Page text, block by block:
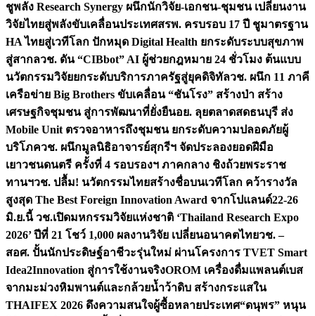
ชูพลัง Research Synergy ผนึกนักวิจัย-เอกชน-ชุมชน เปลี่ยนงาน
วิจัยไทยสู่พลังขับเคลื่อนประเทศสรพ. ครบรอบ 17 ปี ชูมาตรฐาน
HA ไทยสู่เวทีโลก ปักหมุด Digital Health ยกระดับระบบสุขภาพ
สู่สากลวช. ดัน “CIBbot” AI ผู้ช่วยกฎหมาย 24 ชั่วโมง ต้นแบบ
นวัตกรรมวิจัยยกระดับบริการภาครัฐสู่ยุคดิจิทัลวช. ผนึก 11 ภาคี
เครือข่าย Big Brothers ขับเคลื่อน “ชันโรง” สร้างป่า สร้าง
เศรษฐกิจชุมชน สู่การพัฒนาที่ยั่งยืนอย. ลุยตลาดสดธนบุรี ส่ง
Mobile Unit ตรวจอาหารถึงชุมชน ยกระดับความปลอดภัยผู้
บริโภควช. ผนึกมูลนิธิอาจารย์สุกรีฯ จัดประลองยอดฝีมือ
เยาวชนดนตรี ครั้งที่ 4 รอบรองฯ ภาคกลาง ชิงถ้วยพระราช
ทานฯวช. ปลื้ม! นวัตกรรมไทยสร้างชื่อบนเวทีโลก คว้ารางวัล
สูงสุด The Best Foreign Innovation Award จากโปแลนด์22-26
มิ.ย.นี้ วช.เปิดมหกรรมวิจัยแห่งชาติ ‘Thailand Research Expo
2026’ ปีที่ 21 โชว์ 1,000 ผลงานวิจัย เปลี่ยนอนาคตไทยวช. –
สอศ. ปั้นนักประดิษฐ์อาชีวะรุ่นใหม่ ผ่านโครงการ TVET Smart
Idea2Innovation สู่การใช้งานจริงOROM เครื่องดื่มแพลนต์เบส
จากมะม่วงหิมพานต์และกล้วยน้ำว้าดิบ สร้างกระแสใน
THAIFEX 2026 ดึงความสนใจผู้ซื้อหลายประเทศ“ดนุพร” หนุน